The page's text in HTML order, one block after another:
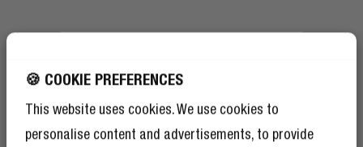
🍪 COOKIE PREFERENCES
This website uses cookies. We use cookies to
personalise content and advertisements, to provide
Promocja obowiązuje od 1 czerwca 2026 r. do 30
sierpnia 2026 r.
10% ZNIŻKI NA
NASTĘPNE
ZAMÓWIENIE!
10% zniżki na to propozycja na dobry